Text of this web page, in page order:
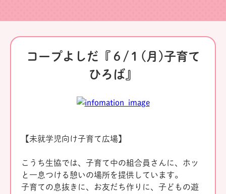
コープよしだ『６/１(月)子育て
ひろば』
【未就学児向け子育て広場】
こうち生協では、子育て中の組合員さんに、ホッ
と一息つける憩いの場所を提供しています。
子育ての息抜きに、お友だち作りに、子どもの遊